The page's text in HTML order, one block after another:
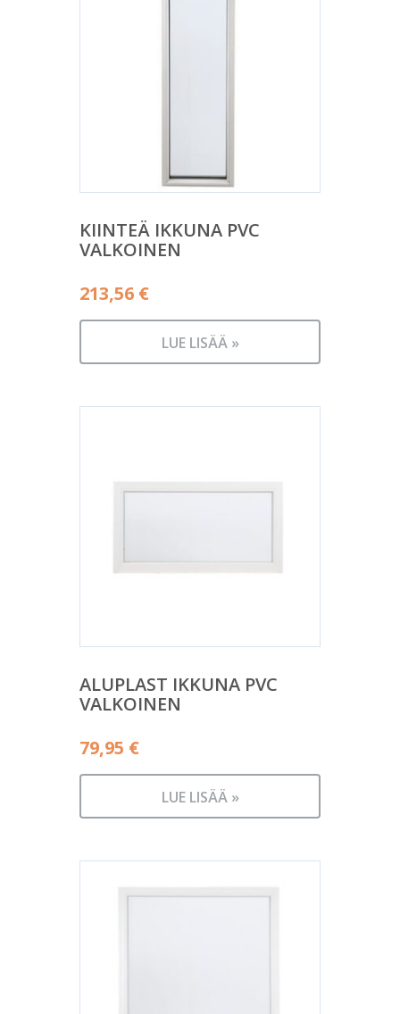
KIINTEÄ IKKUNA PVC
VALKOINEN
213,56 €
LUE LISÄÄ »
ALUPLAST IKKUNA PVC
VALKOINEN
79,95 €
LUE LISÄÄ »